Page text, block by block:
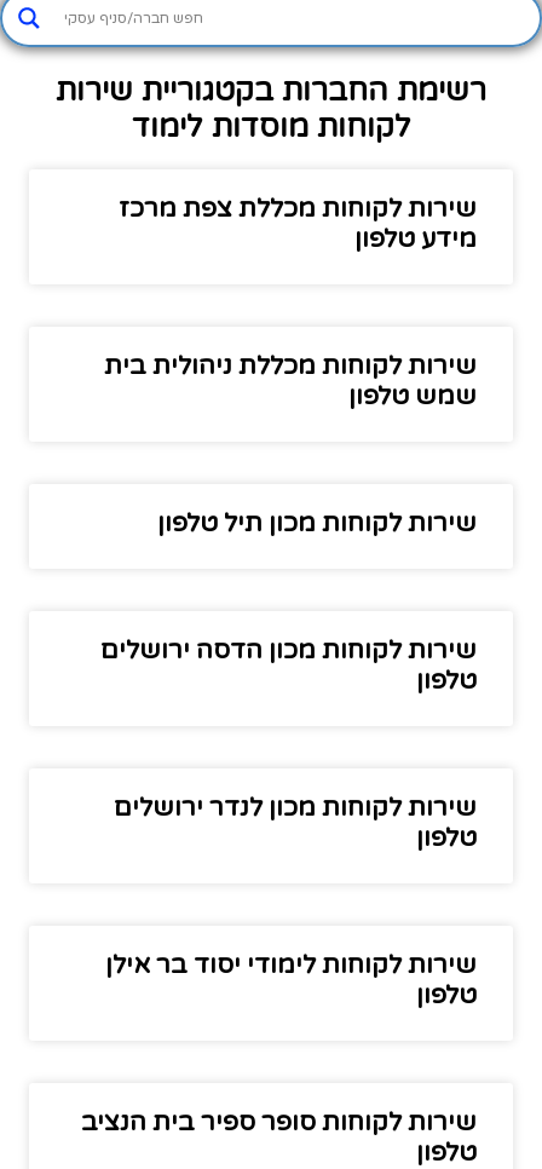
רשימת החברות בקטגוריית שירות
לקוחות מוסדות לימוד
שירות לקוחות מכללת צפת מרכז
מידע טלפון
שירות לקוחות מכללת ניהולית בית
שמש טלפון
שירות לקוחות מכון תיל טלפון
שירות לקוחות מכון הדסה ירושלים
טלפון
שירות לקוחות מכון לנדר ירושלים
טלפון
שירות לקוחות לימודי יסוד בר אילן
טלפון
שירות לקוחות סופר ספיר בית הנציב
טלפון